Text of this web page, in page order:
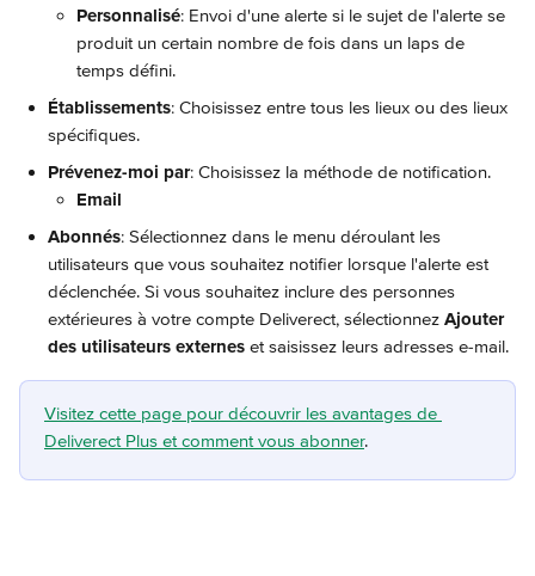
Personnalisé: Envoi d'une alerte si le sujet de l'alerte se
produit un certain nombre de fois dans un laps de
temps défini.
Établissements: Choisissez entre tous les lieux ou des lieux
spécifiques.
Prévenez-moi par: Choisissez la méthode de notification.
Email
Abonnés: Sélectionnez dans le menu déroulant les
utilisateurs que vous souhaitez notifier lorsque l'alerte est
déclenchée. Si vous souhaitez inclure des personnes
extérieures à votre compte Deliverect, sélectionnez Ajouter
des utilisateurs externes et saisissez leurs adresses e-mail.
Visitez cette page pour découvrir les avantages de
Deliverect Plus et comment vous abonner.